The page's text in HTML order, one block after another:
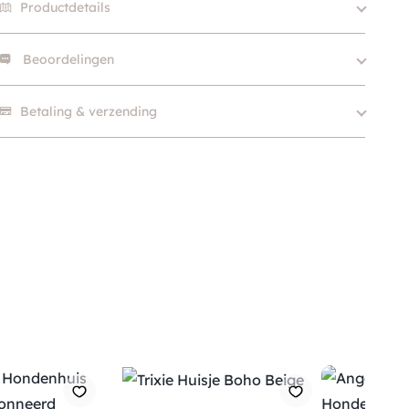
Productdetails
Kleur
Merk
D&D
SKU
Beoordelingen
Betaling & verzending